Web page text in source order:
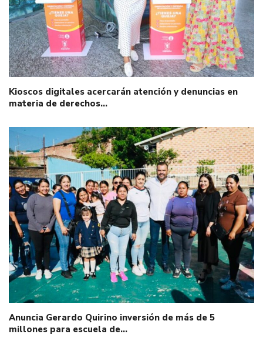
Kioscos digitales acercarán atención y denuncias en
materia de derechos…
Anuncia Gerardo Quirino inversión de más de 5
millones para escuela de…